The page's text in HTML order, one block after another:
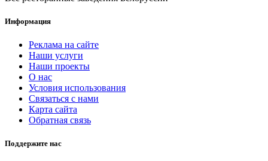
Информация
Реклама на сайте
Наши услуги
Наши проекты
О нас
Условия использования
Связаться с нами
Карта сайта
Обратная связь
Поддержите нас